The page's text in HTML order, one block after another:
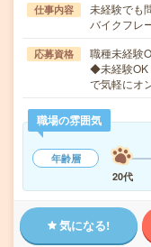
仕事内容
未経験でも
バイクフレ
応募資格
職種未経験
◆未経験OK
で気軽にオ
職場の雰囲気
年齢層
20代
気になる!